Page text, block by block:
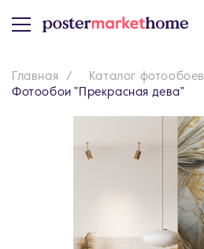
Главная
Каталог фотообоев
Фотообои "Прекрасная дева"